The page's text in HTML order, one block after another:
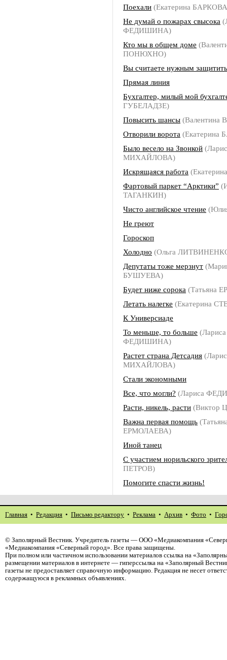
Поехали (Екатерина
Не думай о пожарах свысока
ФЕДИШИНА)
Кто мы в общем доме
ПОНЮХНО)
Вы считаете нужным
Прямая линия
Бухгалтер, милый мой
ГУБЕЛАДЗЕ)
Повысить шансы (Валентина
Отворили ворота (Екатерина
Было весело на Звонкой
МИХАЙЛОВА)
Искрящаяся работа
Фартовый паркет “Арктики”
ТАГАНКИН)
Чисто английское чтение
Не греют
Гороскоп
Холодно (Ольга
Депутаты тоже мерзнут
БУШУЕВА)
Будет ниже сорока (Татьяна
Летать налегке (Екатерина
К Универсиаде
То меньше, то больше (Лариса
ФЕДИШИНА)
Растет страна Детсадия
МИХАЙЛОВА)
Стали экономными
Все, что могли? (Лариса
Расти, никель, расти (Виктор
Важна первая помощь
ЕРМОЛАЕВА)
Иной танец
С участием норильского
ПЕТРОВ)
Помогите спасти жизнь!
Главная • Редакция • Письмо редактору • Реклама • Архив • Фото •
© Заполярный Вестник. Учредитель газеты — ООО «Медиакомпания
«Медиакомпания «Северный город». Все права защищены.
При полном или частичном использовании материалов ссылка на
размещении материалов в интернете — гиперссылка на «Заполярный
газеты не предоставляет справочную информацию. Редакция не несет
содержащуюся в рекламных объявлениях.